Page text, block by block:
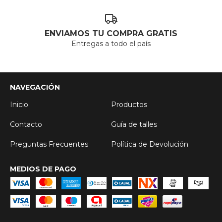
ENVIAMOS TU COMPRA GRATIS
Entregas a todo el país
NAVEGACIÓN
Inicio
Productos
Contacto Guía de talles
Preguntas Frecuentes Política de Devolución
MEDIOS DE PAGO